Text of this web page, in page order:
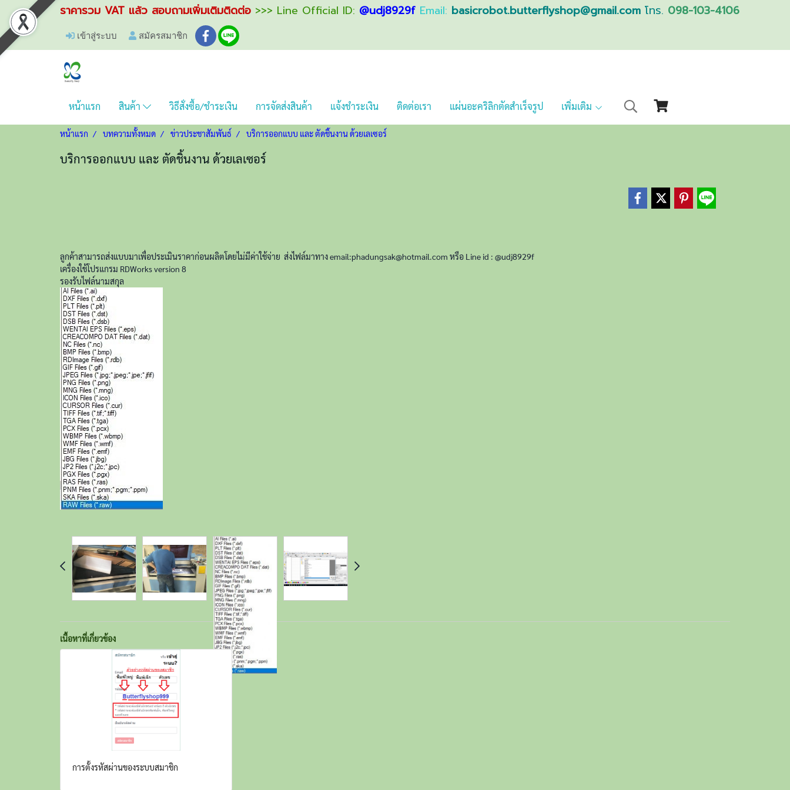
ราคารวม VAT แล้ว สอบถามเพิ่มเติมติดต่อ >>> Line Official ID: @udj8929f Email: basicrobot.butterflyshop@gmail.com โทร. 098-103-4106
เข้าสู่ระบบ สมัครสมาชิก
หน้าแรก สินค้า วิธีสั่งซื้อ/ชำระเงิน การจัดส่งสินค้า แจ้งชำระเงิน ติดต่อเรา แผ่นอะคริลิกตัดสำเร็จรูป เพิ่มเติม
หน้าแรก บทความทั้งหมด ข่าวประชาสัมพันธ์ บริการออกแบบ และ ตัดชิ้นงาน ด้วยเลเซอร์
บริการออกแบบ และ ตัดชิ้นงาน ด้วยเลเซอร์
ลูกค้าสามารถส่งแบบมาเพื่อประเมินราคาก่อนผลิตโดยไม่มีค่าใช้จ่าย ส่งไฟล์มาทาง email:phadungsak@hotmail.com หรือ Line id : @udj8929f
เครื่องใช้โปรแกรม RDWorks version 8
รองรับไฟล์นามสกุล
เนื้อหาที่เกี่ยวข้อง
การตั้งรหัสผ่านของระบบสมาชิก